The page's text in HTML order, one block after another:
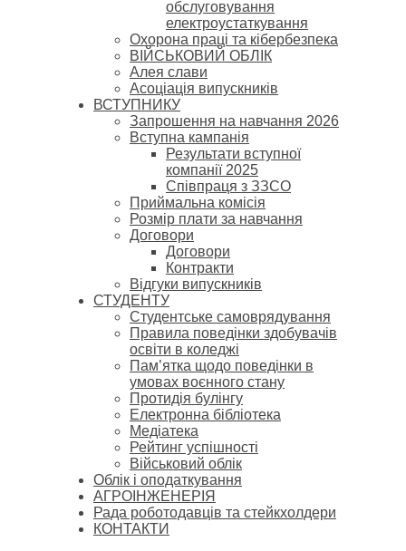
обслуговування
електроустаткування
Охорона праці та кібербезпека
ВІЙСЬКОВИЙ ОБЛІК
Алея слави
Асоціація випускників
ВСТУПНИКУ
Запрошення на навчання 2026
Вступна кампанія
Результати вступної
компанії 2025
Співпраця з ЗЗСО
Приймальна комісія
Розмір плати за навчання
Договори
Договори
Контракти
Відгуки випускників
СТУДЕНТУ
Cтудентське самоврядування
Правила поведінки здобувачів
освіти в коледжі
Пам’ятка щодо поведінки в
умовах воєнного стану
Протидія булінгу
Електронна бібліотека
Медіатека
Рейтинг успішності
Військовий облік
Облік і оподаткування
АГРОІНЖЕНЕРІЯ
Рада роботодавців та стейкхолдери
КОНТАКТИ